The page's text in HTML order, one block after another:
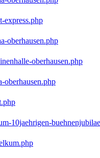
express.php
oberhausen.php
oberhausen.php
oberhausen.php
10jaehrigen-